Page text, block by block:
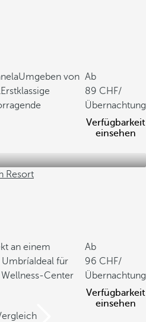
Umgeben von
Erstklassige
Ab
89
/
Übernachtung
Verfügbarkeit
einsehen
Resort
an einem
Umbría Ideal für
Wellness-Center
Ab
96
/
Übernachtung
Verfügbarkeit
einsehen